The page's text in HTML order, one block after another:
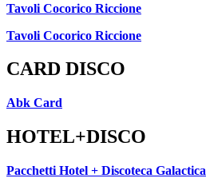
Tavoli Cocorico Riccione
Tavoli Cocorico Riccione
CARD DISCO
Abk Card
HOTEL+DISCO
Pacchetti Hotel + Discoteca Galactica